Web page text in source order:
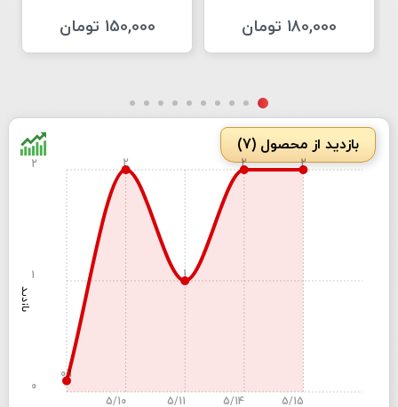
180,000 تومان 150,000 تومان
بازدید از محصول (7)
بازدید
0.1
2
1
2 2
5/10 5/11 5/14 5/15
0
1
2